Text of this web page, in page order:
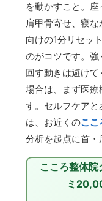
を動かすこと。
肩甲骨寄せ、寝
向けの1分リセッ
のがコツです。強
回す動きは避け
場合は、まず医
す。セルフケア
は、お近くのここ
分析を起点に首・
こころ整体
ミ